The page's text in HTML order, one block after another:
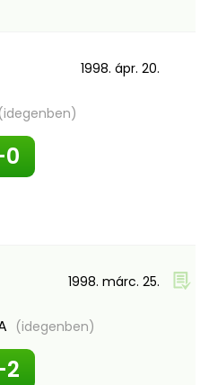
1998. ápr. 20.
(idegenben)
1998. márc. 25.
(idegenben)